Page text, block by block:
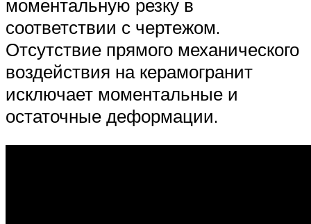
моментальную резку в
соответствии с чертежом.
Отсутствие прямого механического
воздействия на керамогранит
исключает моментальные и
остаточные деформации.